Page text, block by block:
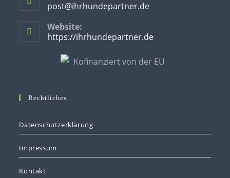
tab
your
application
post@ihrhundepartner.deOpens
application
Website:
https://ihrhundepartner.deOpens
new
Rechtliches
Datenschutzerklärung
Impressum
Kontakt